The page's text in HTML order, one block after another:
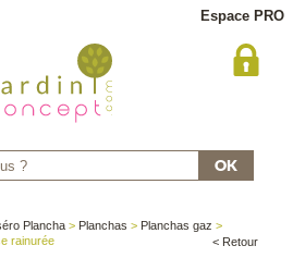
Espace PRO
Plancha > Planchas > Planchas gaz >
rainurée
< Retour